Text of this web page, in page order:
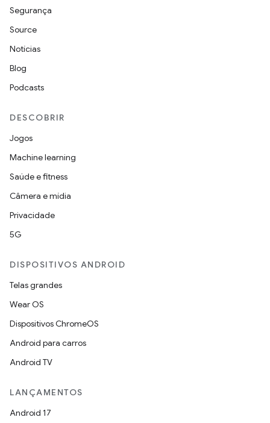
Segurança
Source
Notícias
Blog
Podcasts
DESCOBRIR
Jogos
Machine learning
Saúde e fitness
Câmera e mídia
Privacidade
5G
DISPOSITIVOS ANDROID
Telas grandes
Wear OS
Dispositivos ChromeOS
Android para carros
Android TV
LANÇAMENTOS
Android 17